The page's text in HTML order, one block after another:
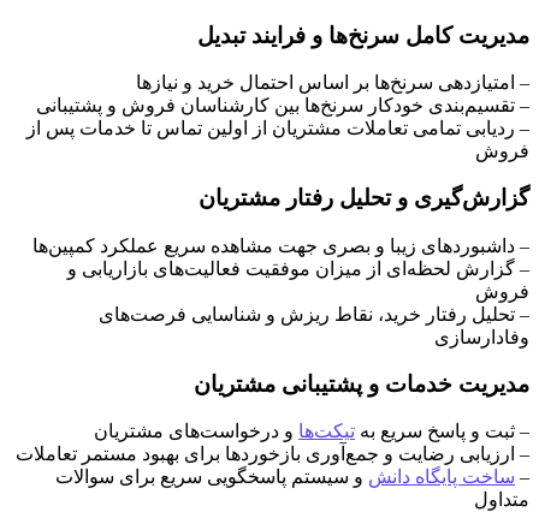
مدیریت کامل سرنخ‌ها و فرایند تبدیل
– امتیازدهی سرنخ‌ها بر اساس احتمال خرید و نیازها
– تقسیم‌بندی خودکار سرنخ‌ها بین کارشناسان فروش و پشتیبانی
– ردیابی تمامی تعاملات مشتریان از اولین تماس تا خدمات پس از
فروش
گزارش‌گیری و تحلیل رفتار مشتریان
– داشبوردهای زیبا و بصری جهت مشاهده سریع عملکرد کمپین‌ها
– گزارش لحظه‌ای از میزان موفقیت فعالیت‌های بازاریابی و
فروش
– تحلیل رفتار خرید، نقاط ریزش و شناسایی فرصت‌های
وفادارسازی
مدیریت خدمات و پشتیبانی مشتریان
– ثبت و پاسخ سریع به تیکت‌ها و درخواست‌های مشتریان
– ارزیابی رضایت و جمع‌آوری بازخوردها برای بهبود مستمر تعاملات
– ساخت پایگاه دانش و سیستم پاسخگویی سریع برای سوالات
متداول